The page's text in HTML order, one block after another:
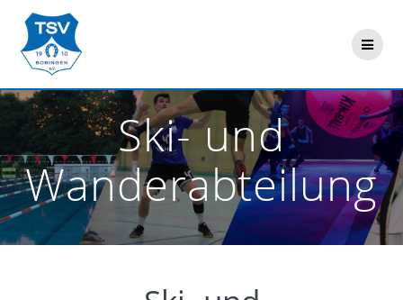
Ski- und
Wanderabteilung